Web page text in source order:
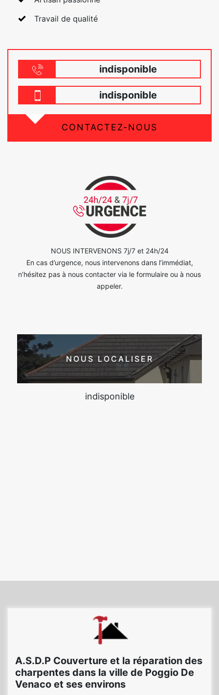
Travail de qualité
indisponible
indisponible
CONTACTEZ-NOUS
NOUS INTERVENONS 7j/7 et 24h/24
En cas d’urgence, nous intervenons dans l’immédiat,
n’hésitez pas à nous contacter via le formulaire ou à nous
appeler.
NOUS LOCALISER
indisponible
A.S.D.P Couverture et la réparation des
charpentes dans la ville de Poggio De
Venaco et ses environs